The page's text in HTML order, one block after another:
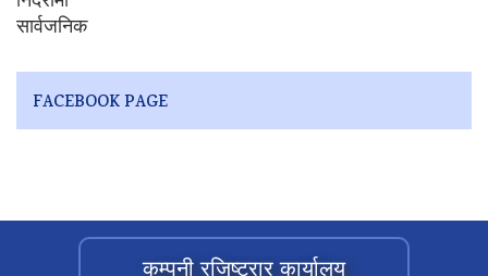
FACEBOOK PAGE
कम्पनी रजिष्ट्रार कार्यालय